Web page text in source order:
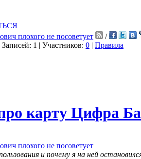
плохого не посоветует
/
Записей: 1 | Участников: 0 | Правила
карту Цифра
плохого не посоветует
и почему я на ней